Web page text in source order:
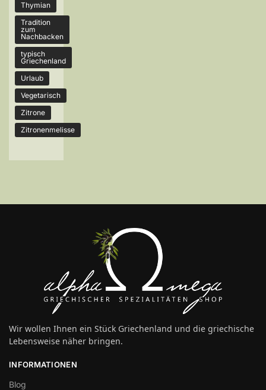
Thymian
Tradition
zum
Nachbacken
typisch
Griechenland
Urlaub
Vegetarisch
Zitrone
Zitronenmelisse
Wir wollen Ihnen ein Stück Griechenland und die griechische
Lebensweise näher bringen.
INFORMATIONEN
Blog